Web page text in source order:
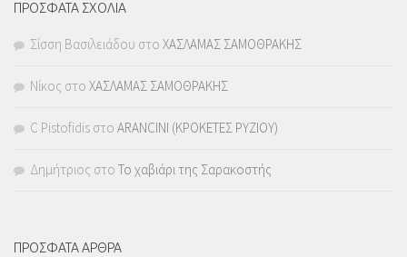
ΠΡΟΣΦΑΤΑ ΣΧΟΛΙΑ
Σίσση Βασιλειάδου στο ΧΑΣΛΑΜΑΣ ΣΑΜΟΘΡΑΚΗΣ
Νίκος στο ΧΑΣΛΑΜΑΣ ΣΑΜΟΘΡΑΚΗΣ
C Pistofidis στο ARANCINI (ΚΡΟΚΕΤΕΣ ΡΥΖΙΟΥ)
Δημήτριος στο Το χαβιάρι της Σαρακοστής
ΠΡΟΣΦΑΤΑ ΑΡΘΡΑ